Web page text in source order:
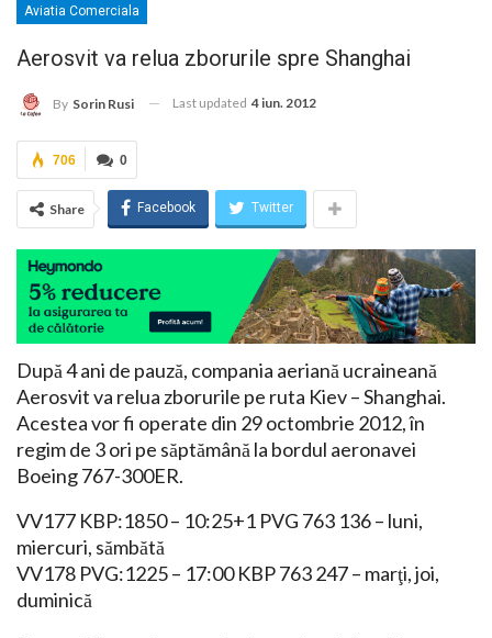
Aviatia Comerciala
Aerosvit va relua zborurile spre Shanghai
By Sorin Rusi Last updated 4 iun. 2012
0
706
Share Facebook Twitter
După 4 ani de pauză, compania aeriană ucraineană
Aerosvit va relua zborurile pe ruta Kiev – Shanghai.
Acestea vor fi operate din 29 octombrie 2012, în
regim de 3 ori pe săptămână la bordul aeronavei
Boeing 767-300ER.
VV177 KBP:1850 – 10:25+1 PVG 763 136 – luni,
miercuri, sămbătă
VV178 PVG:1225 – 17:00 KBP 763 247 – marţi, joi,
duminică